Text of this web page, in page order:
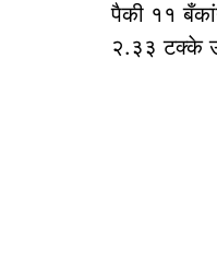
पैकी ११
२.३३ टक्के